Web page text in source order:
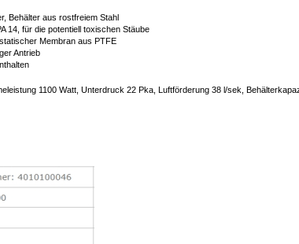
Behälter aus rostfreiem Stahl
14, für die potentiell toxischen Stäube
Membran aus PTFE
Antrieb
1100 Watt, Unterdruck 22 Pka, Luftförderung 38 l/sek,